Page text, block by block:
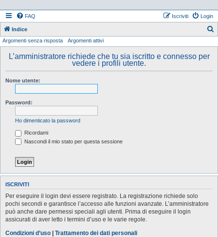
FAQ Login
Iscriviti
Indice
Argomenti senza risposta Argomenti attivi
L’amministratore richiede che tu sia iscritto e connesso per
vedere i profili utente.
Nome utente:
Password:
Ho dimenticato la password
Ricordami
Nascondi il mio stato per questa sessione
ISCRIVITI
Per eseguire il login devi essere registrato. La registrazione richiede solo
pochi secondi e garantisce l’accesso alle funzioni avanzate. L’amministratore
può anche dare permessi speciali agli utenti. Prima di eseguire il login
assicurati di aver letto i termini d’uso e le varie regole.
Condizioni d’uso | Trattamento dei dati personali